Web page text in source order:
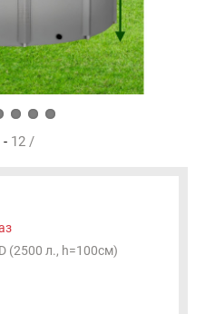
- 12 /
(2500 л., h=100см)